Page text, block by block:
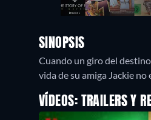
SINOPSIS
Cuando un giro del
vida de su amiga Jackie
VÍDEOS: TRAILERS Y